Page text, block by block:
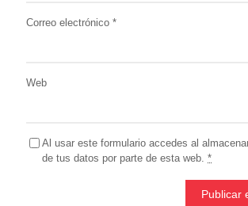
Correo electrónico *
Web
Al usar este formulario accedes al
de tus datos por parte de esta web. *